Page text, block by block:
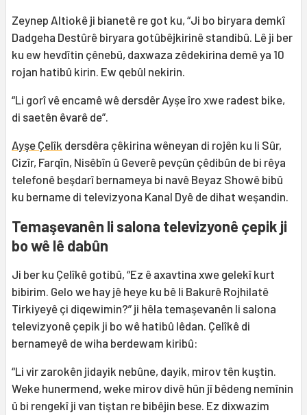
Zeynep Altiokê ji bianetê re got ku, “Ji bo biryara demkî
Dadgeha Destûrê biryara gotûbêjkirinê standibû. Lê ji ber
ku ew hevdîtin çênebû, daxwaza zêdekirina demê ya 10
rojan hatibû kirin. Ew qebûl nekirin.
“Li gorî vê encamê wê dersdêr Ayşe îro xwe radest bike,
di saetên êvarê de”.
Ayşe Çelîk dersdêra çêkirina wêneyan di rojên ku li Sûr,
Cizîr, Farqîn, Nisêbîn û Geverê pevçûn çêdibûn de bi rêya
telefonê beşdarî bernameya bi navê Beyaz Showê bibû
ku bername di televizyona Kanal Dyê de dihat weşandin.
Temaşevanên li salona televizyonê çepik ji
bo wê lê dabûn
Ji ber ku Çelîkê gotibû, “Ez ê axavtina xwe gelekî kurt
bibirim. Gelo we hay jê heye ku bê li Bakurê Rojhilatê
Tirkiyeyê çi diqewimin?” ji hêla temaşevanên li salona
televizyonê çepik ji bo wê hatibû lêdan. Çelîkê di
bernameyê de wiha berdewam kiribû:
“Li vir zarokên jidayik nebûne, dayik, mirov tên kuştin.
Weke hunermend, weke mirov divê hûn jî bêdeng nemînin
û bi rengekî ji van tiştan re bibêjin bese. Ez dixwazim